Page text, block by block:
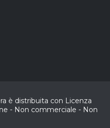
è distribuita con Licenza
- Non commerciale - Non